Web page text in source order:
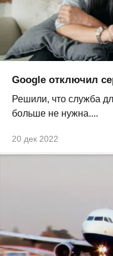
Google отключил
Решили, что служба
больше не нужна....
20 дек 2022